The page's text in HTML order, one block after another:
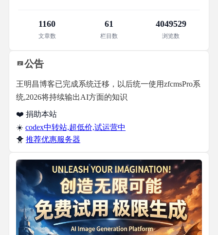
1160
文章数
61
栏目数
4049529
浏览数
公告
王明昌博客已完成系统迁移，以后统一使用zfcmsPro系
统,2026将持续输出AI方面的知识
❤️ 捐助本站
☀️ codex中转站,超低价,试运营中
🐥 推荐优惠服务器